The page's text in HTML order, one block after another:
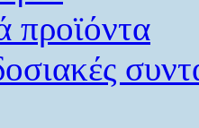
προϊόντα